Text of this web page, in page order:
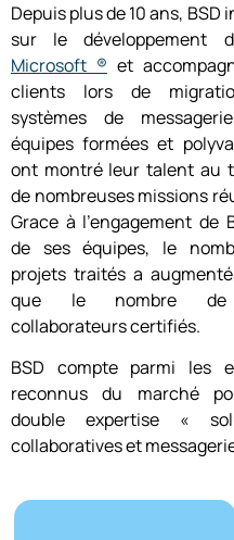
Depuis plus de 10 ans, BSD
sur le développement
Microsoft ® et
clients lors de
systèmes de
équipes formées et
ont montré leur talent au
de nombreuses missions
Grace à l’engagement de
de ses équipes, le
projets traités a
que le nombre
collaborateurs certifiés.
BSD compte parmi les
reconnus du marché
double expertise «
collaboratives et